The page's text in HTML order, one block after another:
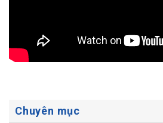
Chuyên mục